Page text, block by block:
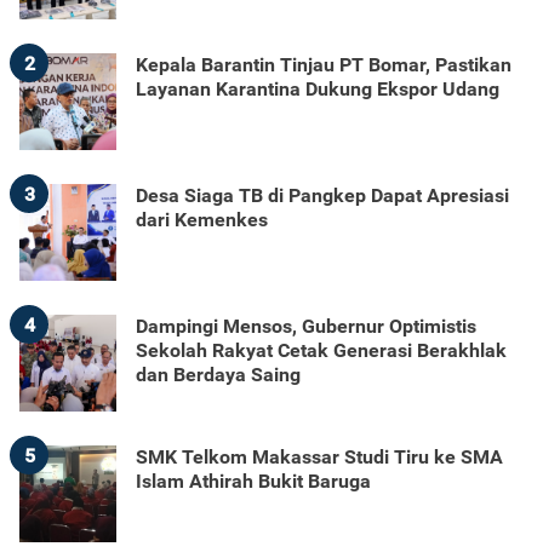
2
Kepala Barantin Tinjau PT Bomar, Pastikan
Layanan Karantina Dukung Ekspor Udang
3
Desa Siaga TB di Pangkep Dapat Apresiasi
dari Kemenkes
4
Dampingi Mensos, Gubernur Optimistis
Sekolah Rakyat Cetak Generasi Berakhlak
dan Berdaya Saing
5
SMK Telkom Makassar Studi Tiru ke SMA
Islam Athirah Bukit Baruga